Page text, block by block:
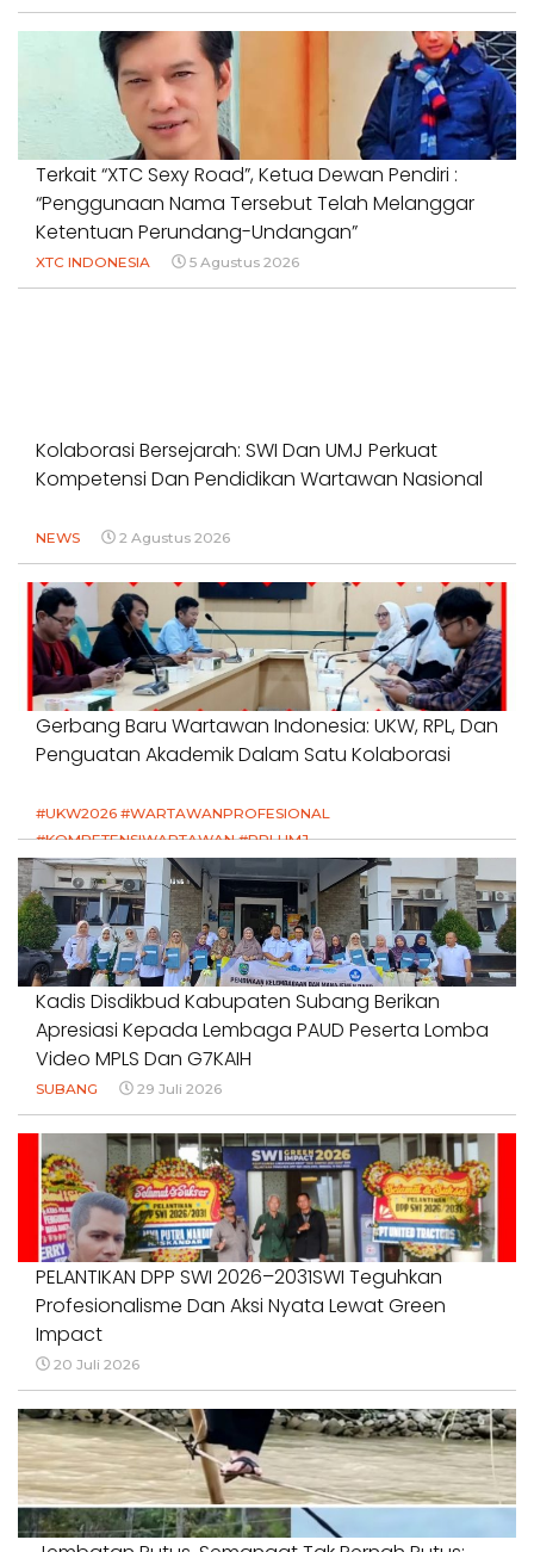
Terkait “XTC Sexy Road”, Ketua Dewan Pendiri :
“Penggunaan Nama Tersebut Telah Melanggar
Ketentuan Perundang-Undangan”
XTC INDONESIA 5 Agustus 2026
Kolaborasi Bersejarah: SWI Dan UMJ Perkuat
Kompetensi Dan Pendidikan Wartawan Nasional
NEWS 2 Agustus 2026
Gerbang Baru Wartawan Indonesia: UKW, RPL, Dan
Penguatan Akademik Dalam Satu Kolaborasi
#UKW2026 #WARTAWANPROFESIONAL
#KOMPETENSIWARTAWAN #RPLUMJ
#PENDIDIKANWARTAWAN #SWINASIONAL #SWIJABAR
1 Agustus 2026
Kadis Disdikbud Kabupaten Subang Berikan
Apresiasi Kepada Lembaga PAUD Peserta Lomba
Video MPLS Dan G7KAIH
SUBANG 29 Juli 2026
PELANTIKAN DPP SWI 2026–2031SWI Teguhkan
Profesionalisme Dan Aksi Nyata Lewat Green
Impact
20 Juli 2026